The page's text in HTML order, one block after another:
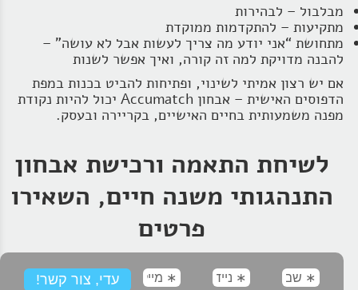
מבלבול – לבהירות
מתקיעות – להתקדמות ממוקדת
מתחושת “אני יודע מה צריך לעשות אבל לא עושה” –
להבנה מדויקת למה זה קורה, ואיך אפשר לשנות
אם יש רצון אמיתי לשינוי, ופתיחות להביט בכנות במפת
הדפוסים האישית – אבחון Accumatch יכול להיות נקודת
מפנה משמעותית בחיים האישיים, בקריירה ובעסק.
לשיחת התאמה ורכישת אבחון
התנהגותי משנה חיים, השאירו
פרטים